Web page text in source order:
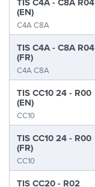
(EN)
C4A C8A
TIS C4A - C8A R04
(FR)
C4A C8A
TIS CC10 24 - R00
(EN)
CC10
TIS CC10 24 - R00
(FR)
CC10
TIS CC20 - R02